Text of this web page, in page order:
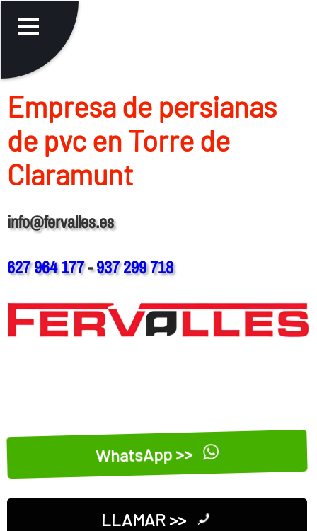
Empresa de persianas
de pvc en Torre de
Claramunt
info@fervalles.es
627 964 177-937 299 718
WhatsApp >>
LLAMAR >>